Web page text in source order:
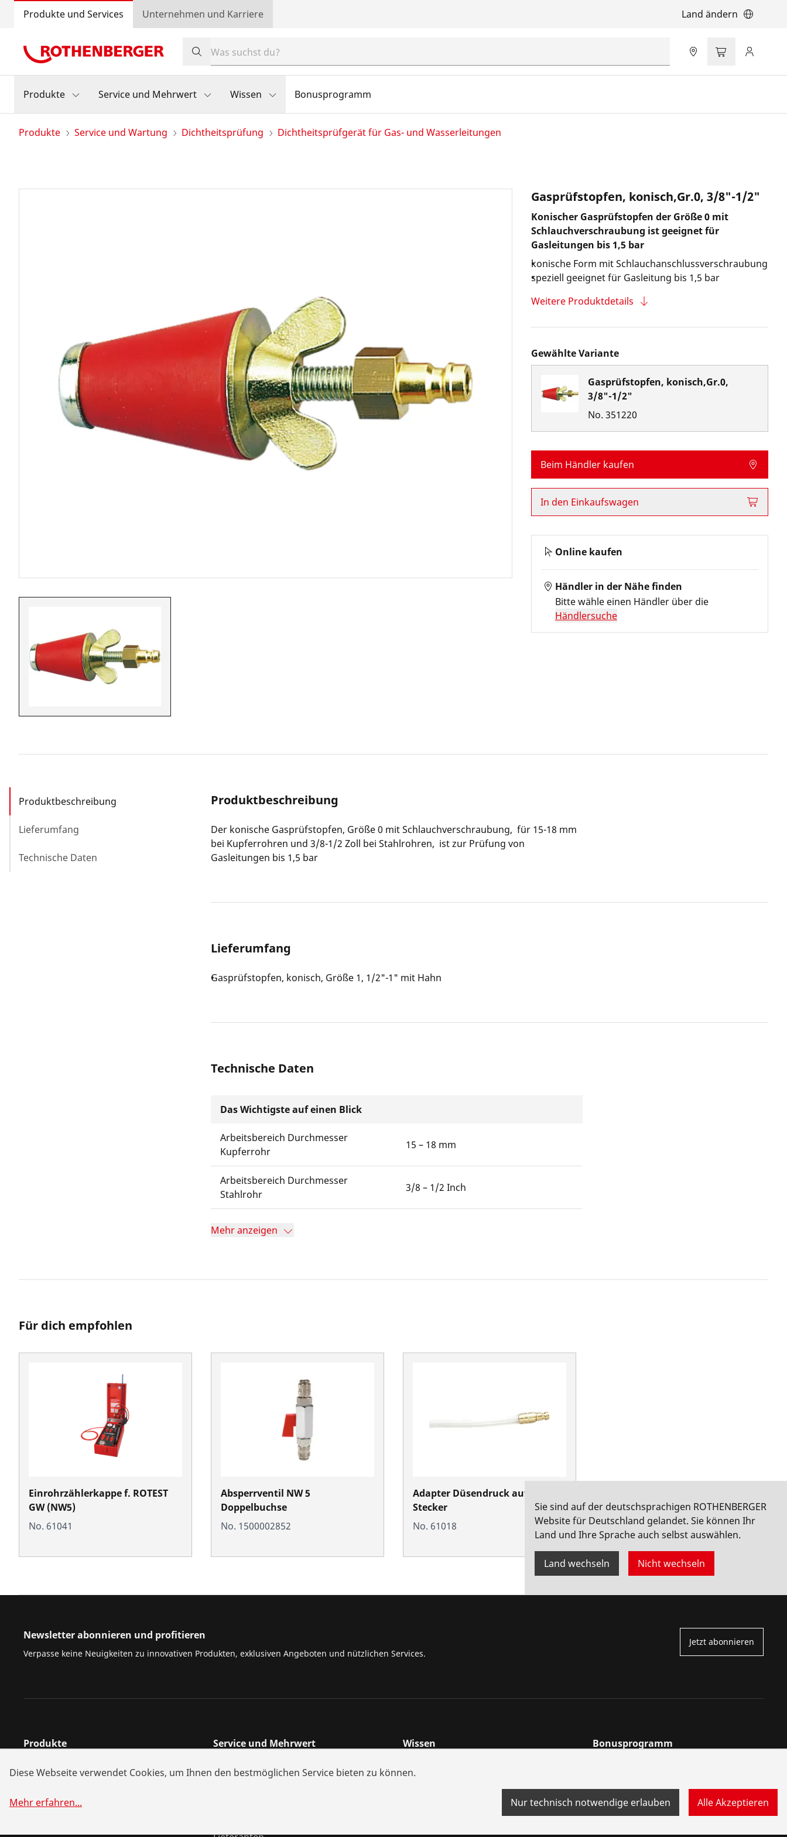
Produkte und Services Unternehmen und Karriere Land ändern
Produkte Service und Mehrwert Wissen Bonusprogramm
Produkte Service und Wartung Dichtheitsprüfung Dichtheitsprüfgerät für Gas- und Wasserleitungen
Gasprüfstopfen, konisch,Gr.0, 3/8"-1/2"
Konischer Gasprüfstopfen der Größe 0 mit
Schlauchverschraubung ist geeignet für
Gasleitungen bis 1,5 bar
konische Form mit Schlauchanschlussverschraubung
speziell geeignet für Gasleitung bis 1,5 bar
Weitere Produktdetails
Gewählte Variante
Gasprüfstopfen, konisch,Gr.0,
3/8"-1/2"
No. 351220
Beim Händler kaufen
In den Einkaufswagen
Online kaufen
Händler in der Nähe finden
Bitte wähle einen Händler über die
Händlersuche
Produktbeschreibung
Lieferumfang
Technische Daten
Produktbeschreibung
Der konische Gasprüfstopfen, Größe 0 mit Schlauchverschraubung, für 15-18 mm
bei Kupferrohren und 3/8-1/2 Zoll bei Stahlrohren, ist zur Prüfung von
Gasleitungen bis 1,5 bar
Lieferumfang
Gasprüfstopfen, konisch, Größe 1, 1/2"-1" mit Hahn
Technische Daten
Das Wichtigste auf einen Blick
Arbeitsbereich Durchmesser
Kupferrohr
15 – 18 mm
Arbeitsbereich Durchmesser
Stahlrohr
3/8 – 1/2 Inch
Mehr anzeigen
Für dich empfohlen
Einrohrzählerkappe f. ROTEST
GW (NW5)
No. 61041
Absperrventil NW 5
Doppelbuchse
No. 1500002852
Adapter Düsendruck auf NW 5
Stecker
No. 61018
Sie sind auf der deutschsprachigen ROTHENBERGER
Website für Deutschland gelandet. Sie können Ihr
Land und Ihre Sprache auch selbst auswählen.
Land wechseln Nicht wechseln
Newsletter abonnieren und profitieren
Verpasse keine Neuigkeiten zu innovativen Produkten, exklusiven Angeboten und nützlichen Services.
Jetzt abonnieren
Produkte
Kälte- und Klimatechnik
Service und Mehrwert
Reparatur und Ersatzteile
Wissen
Videos
Energiesparen mit ROTHENBERGER
Bonusprogramm
Diese Webseite verwendet Cookies, um Ihnen den bestmöglichen Service bieten zu können.
Mehr erfahren... Nur technisch notwendige erlauben Alle Akzeptieren